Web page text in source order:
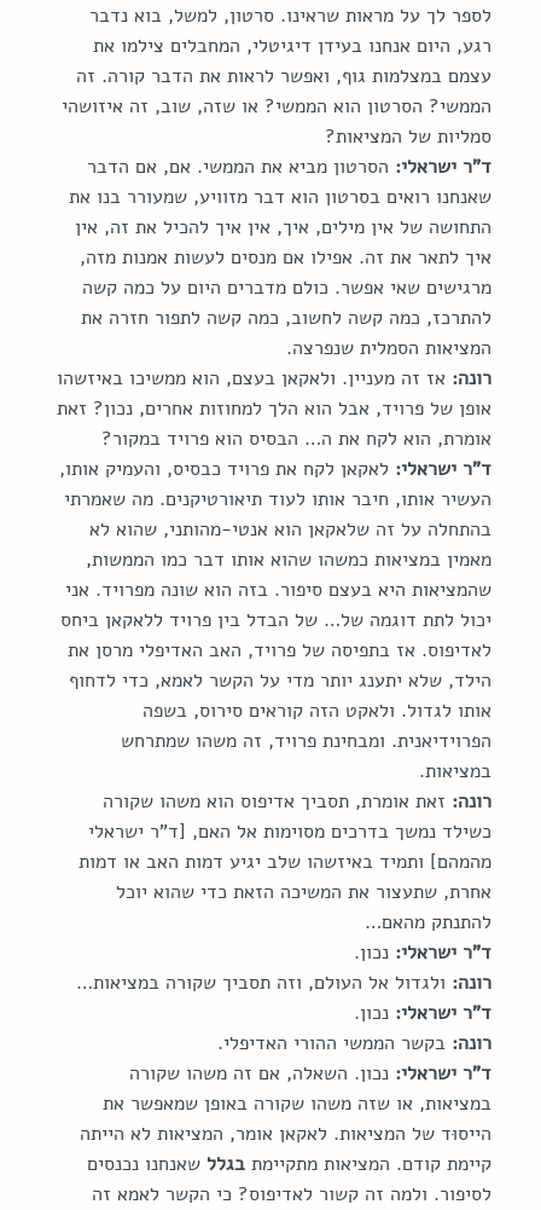
לספר לך על מראות שראינו. סרטון, למשל, בוא נדבר
רגע, היום אנחנו בעידן דיגיטלי, המחבלים צילמו את
עצמם במצלמות גוף, ואפשר לראות את הדבר קורה. זה
הממשי? הסרטון הוא הממשי? או שזה, שוב, זה איזושהי
סמליות של המציאות?
ד"ר ישראלי: הסרטון מביא את הממשי. אם, אם הדבר
שאנחנו רואים בסרטון הוא דבר מזוויע, שמעורר בנו את
התחושה של אין מילים, איך, אין איך להכיל את זה, אין
איך לתאר את זה. אפילו אם מנסים לעשות אמנות מזה,
מרגישים שאי אפשר. כולם מדברים היום על כמה קשה
להתרכז, כמה קשה לחשוב, כמה קשה לתפור חזרה את
המציאות הסמלית שנפרצה.
רונה: אז זה מעניין. ולאקאן בעצם, הוא ממשיכו באיזשהו
אופן של פרויד, אבל הוא הלך למחוזות אחרים, נכון? זאת
אומרת, הוא לקח את ה… הבסיס הוא פרויד במקור?
ד"ר ישראלי: לאקאן לקח את פרויד כבסיס, והעמיק אותו,
העשיר אותו, חיבר אותו לעוד תיאורטיקנים. מה שאמרתי
בהתחלה על זה שלאקאן הוא אנטי-מהותני, שהוא לא
מאמין במציאות כמשהו שהוא אותו דבר כמו הממשות,
שהמציאות היא בעצם סיפור. בזה הוא שונה מפרויד. אני
יכול לתת דוגמה של… של הבדל בין פרויד ללאקאן ביחס
לאדיפוס. אז בתפיסה של פרויד, האב האדיפלי מרסן את
הילד, שלא יתענג יותר מדי על הקשר לאמא, כדי לדחוף
אותו לגדול. ולאקט הזה קוראים סירוס, בשפה
הפרוידיאנית. ומבחינת פרויד, זה משהו שמתרחש
במציאות.
רונה: זאת אומרת, תסביך אדיפוס הוא משהו שקורה
כשילד נמשך בדרכים מסוימות אל האם, [ד"ר ישראלי
מהמהם] ותמיד באיזשהו שלב יגיע דמות האב או דמות
אחרת, שתעצור את המשיכה הזאת כדי שהוא יוכל
להתנתק מהאם…
ד"ר ישראלי: נכון.
רונה: ולגדול אל העולם, וזה תסביך שקורה במציאות…
ד"ר ישראלי: נכון.
רונה: בקשר הממשי ההורי האדיפלי.
ד"ר ישראלי: נכון. השאלה, אם זה משהו שקורה
במציאות, או שזה משהו שקורה באופן שמאפשר את
הייסוּד של המציאות. לאקאן אומר, המציאות לא הייתה
קיימת קודם. המציאות מתקיימת בגלל שאנחנו נכנסים
לסיפור. ולמה זה קשור לאדיפוס? כי הקשר לאמא זה